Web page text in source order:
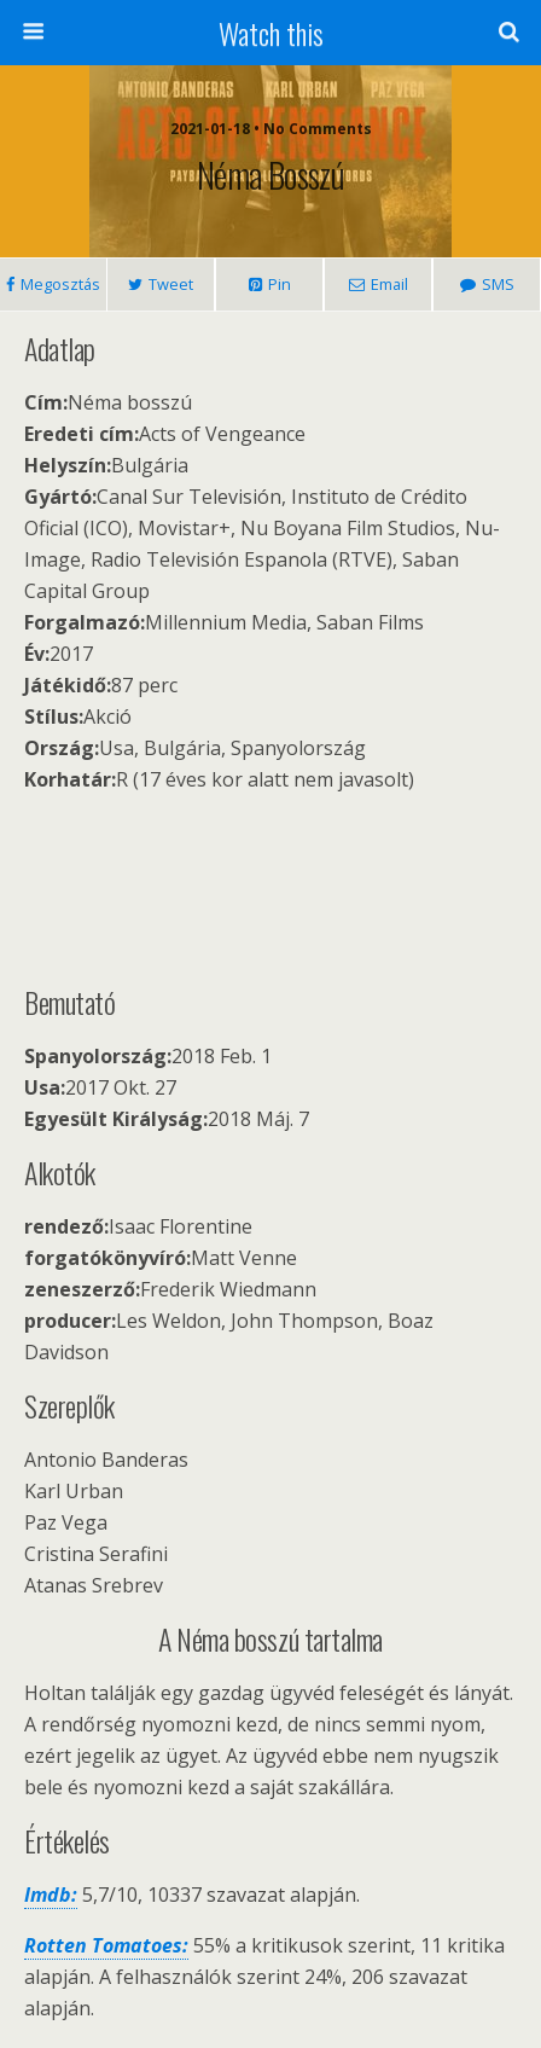
Watch this
2021-01-18 • No Comments
Néma Bosszú
Megosztás Tweet Pin Email SMS
Adatlap
Cím:Néma bosszú
Eredeti cím:Acts of Vengeance
Helyszín:Bulgária
Gyártó:Canal Sur Televisión, Instituto de Crédito
Oficial (ICO), Movistar+, Nu Boyana Film Studios, Nu-
Image, Radio Televisión Espanola (RTVE), Saban
Capital Group
Forgalmazó:Millennium Media, Saban Films
Év:2017
Játékidő:87 perc
Stílus:Akció
Ország:Usa, Bulgária, Spanyolország
Korhatár:R (17 éves kor alatt nem javasolt)
Bemutató
Spanyolország:2018 Feb. 1
Usa:2017 Okt. 27
Egyesült Királyság:2018 Máj. 7
Alkotók
rendező:Isaac Florentine
forgatókönyvíró:Matt Venne
zeneszerző:Frederik Wiedmann
producer:Les Weldon, John Thompson, Boaz
Davidson
Szereplők
Antonio Banderas
Karl Urban
Paz Vega
Cristina Serafini
Atanas Srebrev
A Néma bosszú tartalma
Holtan találják egy gazdag ügyvéd feleségét és lányát.
A rendőrség nyomozni kezd, de nincs semmi nyom,
ezért jegelik az ügyet. Az ügyvéd ebbe nem nyugszik
bele és nyomozni kezd a saját szakállára.
Értékelés
Imdb:5,7/10, 10337 szavazat alapján.
Rotten Tomatoes:55% a kritikusok szerint, 11 kritika
alapján. A felhasználók szerint 24%, 206 szavazat
alapján.